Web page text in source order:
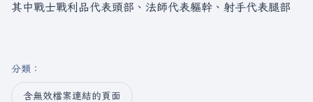
其中戰士戰利品代表頭部、法師代表軀幹、射手代表腿部
分類 ：​
含無效檔案連結的頁面